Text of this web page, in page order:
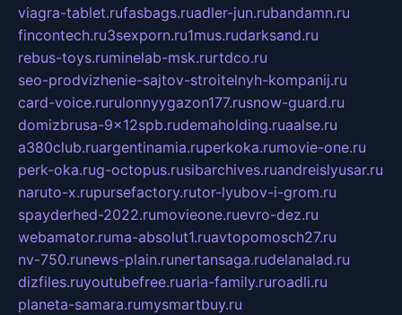
viagra-tablet.rufasbags.ruadler-jun.rubandamn.ru
fincontech.ru3sexporn.ru1mus.rudarksand.ru
rebus-toys.ruminelab-msk.rurtdco.ru
seo-prodvizhenie-sajtov-stroitelnyh-kompanij.ru
card-voice.rurulonnyygazon177.rusnow-guard.ru
domizbrusa-9x12spb.rudemaholding.ruaalse.ru
a380club.ruargentinamia.ruperkoka.rumovie-one.ru
perk-oka.rug-octopus.rusibarchives.ruandreislyusar.ru
naruto-x.rupursefactory.rutor-lyubov-i-grom.ru
spayderhed-2022.rumovieone.ruevro-dez.ru
webamator.ruma-absolut1.ruavtopomosch27.ru
nv-750.runews-plain.runertansaga.rudelanalad.ru
dizfiles.ruyoutubefree.ruaria-family.ruroadli.ru
planeta-samara.rumysmartbuy.ru